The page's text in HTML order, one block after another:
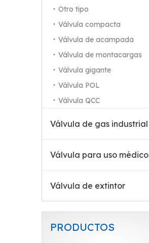
Otro tipo
Válvula compacta
Válvula de acampada
Válvula de montacargas
Válvula gigante
Válvula POL
Válvula QCC
Válvula de gas industrial
Válvula para uso médico
Válvula de extintor
PRODUCTOS